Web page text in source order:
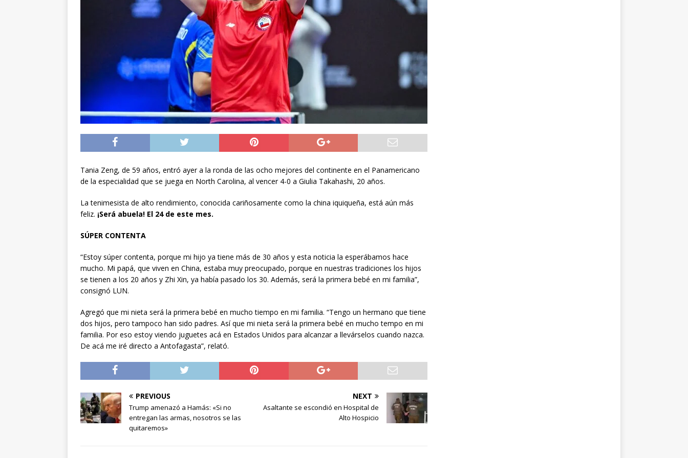
noviembre
INTERNACIONAL
[ 06/08/2026 ] Alerta preventiva por influenza aviar tras nuevo hallazgo de ave
silvestre positiva en Iquique
IQUIQUE
[ 07/08/2026 ]
A 81 años del ataque en Hiroshima, Japón se abre a tener bombas
nucleares
INTERNACIONAL
Tania Zeng, de 59 años, entró ayer a la ronda de las ocho mejores del continente en el Panamericano
de la especialidad que se juega en North Carolina, al vencer 4-0 a Giulia Takahashi, 20 años.
La tenimesista de alto rendimiento, conocida cariñosamente como la china iquiqueña, está aún más
feliz. ¡Será abuela! El 24 de este mes.
SÚPER CONTENTA
“Estoy súper contenta, porque mi hijo ya tiene más de 30 años y esta noticia la esperábamos hace
mucho. Mi papá, que viven en China, estaba muy preocupado, porque en nuestras tradiciones los hijos
se tienen a los 20 años y Zhi Xin, ya había pasado los 30. Además, será la primera bebé en mi familia”,
consignó LUN.
Agregó que mi nieta será la primera bebé en mucho tiempo en mi familia. “Tengo un hermano que tiene
dos hijos, pero tampoco han sido padres. Así que mi nieta será la primera bebé en mucho tempo en mi
familia. Por eso estoy viendo juguetes acá en Estados Unidos para alcanzar a llevárselos cuando nazca.
De acá me iré directo a Antofagasta”, relató.
PREVIOUS
Trump amenazó a Hamás: «Si no
entregan las armas, nosotros se las
quitaremos»
NEXT
Asaltante se escondió en Hospital de
Alto Hospicio